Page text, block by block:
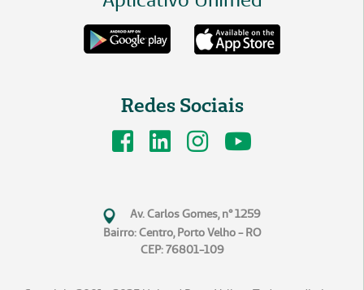
Redes Sociais
Av. Carlos Gomes, n° 1259
Bairro: Centro, Porto Velho - RO
CEP: 76801-109